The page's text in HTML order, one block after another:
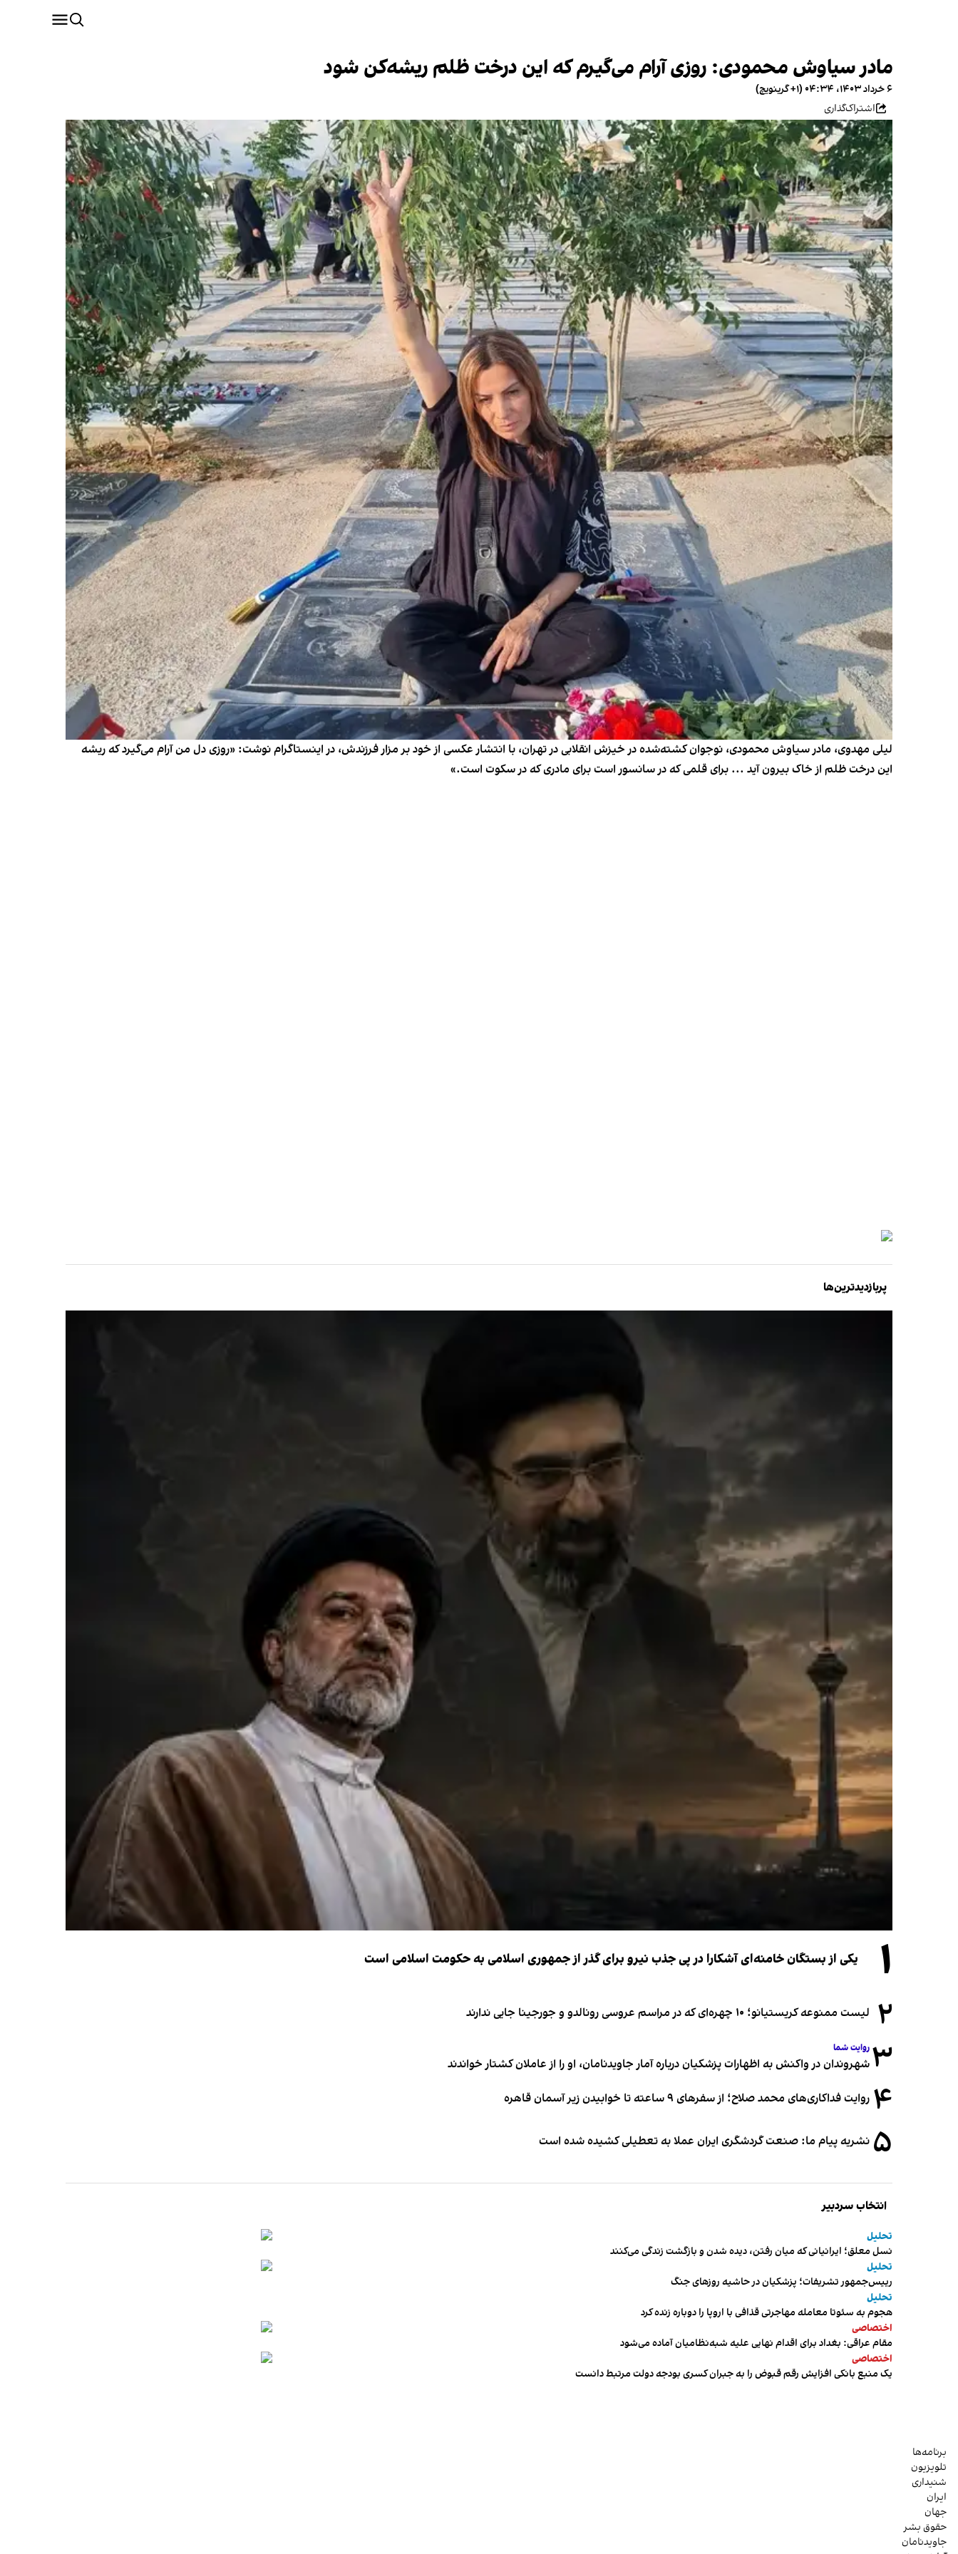
مادر سیاوش محمودی: روزی آرام می‌گیرم که این درخت ظلم ریشه‌کن شود
۶ خرداد ۱۴۰۳، ۰۴:۳۴ (‎+۱ گرینویچ)
اشتراک‌گذاری
لیلی مهدوی، مادر سیاوش محمودی، نوجوان کشته‌شده در خیزش انقلابی در تهران، با انتشار عکسی از خود بر مزار فرزندش، در اینستاگرام نوشت: «روزی دل من آرام می‌گیرد که ریشه
این درخت ظلم از خاک بیرون آید ... برای قلمی که در سانسور است برای مادری که در سکوت است.»
پربازدیدترین‌ها
۱ یکی از بستگان خامنه‌ای آشکارا در پی جذب نیرو برای گذر از جمهوری اسلامی به حکومت اسلامی است
۲ لیست ممنوعه کریستیانو؛ ۱۰ چهره‌ای که در مراسم عروسی رونالدو و جورجینا جایی ندارند
۳ روایت شما
شهروندان در واکنش به اظهارات پزشکیان درباره آمار جاویدنامان، او را از عاملان کشتار خواندند
۴ روایت فداکاری‌های محمد صلاح؛ از سفرهای ۹ ساعته تا خوابیدن زیر آسمان قاهره
۵ نشریه پیام ما: صنعت گردشگری ایران عملا به تعطیلی کشیده شده است
انتخاب سردبیر
تحلیل
نسل معلق؛ ایرانیانی که میان رفتن، دیده شدن و بازگشت زندگی می‌کنند
تحلیل
رییس‌جمهور تشریفات؛ پزشکیان در حاشیه روزهای جنگ
تحلیل
هجوم به سئوتا معامله مهاجرتی قذافی با اروپا را دوباره زنده کرد
اختصاصی
مقام عراقی: بغداد برای اقدام نهایی علیه شبه‌نظامیان آماده می‌شود
اختصاصی
یک منبع بانکی افزایش رقم قبوض را به جبران کسری بودجه دولت مرتبط دانست
برنامه‌ها
تلویزیون
شنیداری
ایران
جهان
حقوق بشر
جاویدنامان